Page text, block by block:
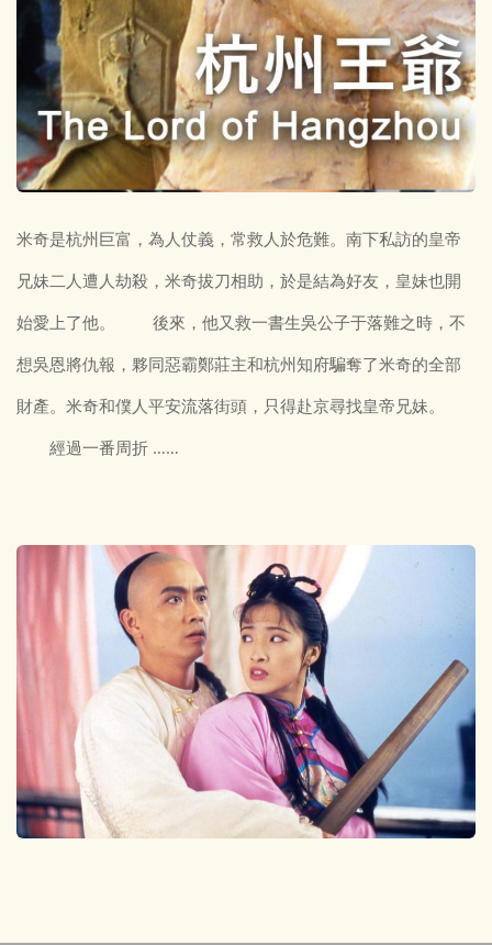
米奇是杭州巨富，為人仗義，常救人於危難。南下私訪的皇帝
兄妹二人遭人劫殺，米奇拔刀相助，於是結為好友，皇妹也開
始愛上了他。 後來，他又救一書生吳公子于落難之時，不
想吳恩將仇報，夥同惡霸鄭莊主和杭州知府騙奪了米奇的全部
財產。米奇和僕人平安流落街頭，只得赴京尋找皇帝兄妹。
經過一番周折 ……